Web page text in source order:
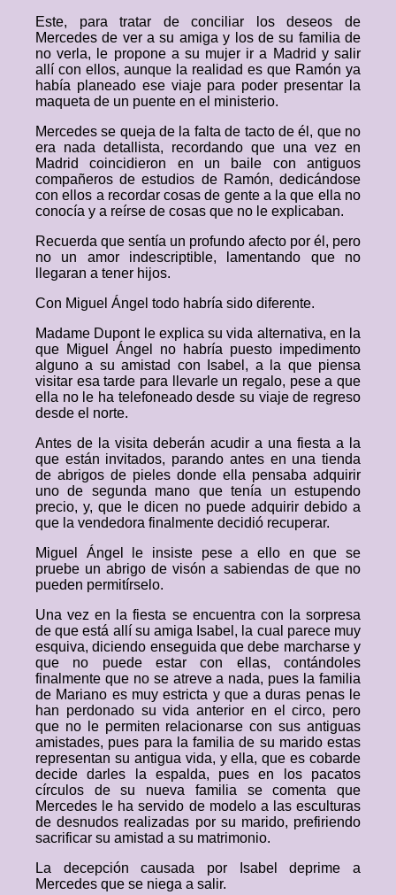
Este, para tratar de conciliar los deseos de
Mercedes de ver a su amiga y los de su familia de
no verla, le propone a su mujer ir a Madrid y salir
allí con ellos, aunque la realidad es que Ramón ya
había planeado ese viaje para poder presentar la
maqueta de un puente en el ministerio.
Mercedes se queja de la falta de tacto de él, que no
era nada detallista, recordando que una vez en
Madrid coincidieron en un baile con antiguos
compañeros de estudios de Ramón, dedicándose
con ellos a recordar cosas de gente a la que ella no
conocía y a reírse de cosas que no le explicaban.
Recuerda que sentía un profundo afecto por él, pero
no un amor indescriptible, lamentando que no
llegaran a tener hijos.
Con Miguel Ángel todo habría sido diferente.
Madame Dupont le explica su vida alternativa, en la
que Miguel Ángel no habría puesto impedimento
alguno a su amistad con Isabel, a la que piensa
visitar esa tarde para llevarle un regalo, pese a que
ella no le ha telefoneado desde su viaje de regreso
desde el norte.
Antes de la visita deberán acudir a una fiesta a la
que están invitados, parando antes en una tienda
de abrigos de pieles donde ella pensaba adquirir
uno de segunda mano que tenía un estupendo
precio, y, que le dicen no puede adquirir debido a
que la vendedora finalmente decidió recuperar.
Miguel Ángel le insiste pese a ello en que se
pruebe un abrigo de visón a sabiendas de que no
pueden permitírselo.
Una vez en la fiesta se encuentra con la sorpresa
de que está allí su amiga Isabel, la cual parece muy
esquiva, diciendo enseguida que debe marcharse y
que no puede estar con ellas, contándoles
finalmente que no se atreve a nada, pues la familia
de Mariano es muy estricta y que a duras penas le
han perdonado su vida anterior en el circo, pero
que no le permiten relacionarse con sus antiguas
amistades, pues para la familia de su marido estas
representan su antigua vida, y ella, que es cobarde
decide darles la espalda, pues en los pacatos
círculos de su nueva familia se comenta que
Mercedes le ha servido de modelo a las esculturas
de desnudos realizadas por su marido, prefiriendo
sacrificar su amistad a su matrimonio.
La decepción causada por Isabel deprime a
Mercedes que se niega a salir.